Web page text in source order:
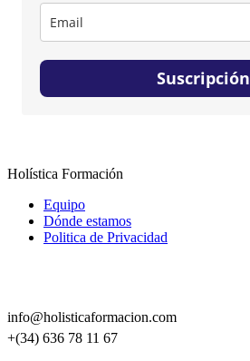
Suscripción
Holística Formación
Equipo
Dónde estamos
Politica de Privacidad
info@holisticaformacion.com
+(34) 636 78 11 67